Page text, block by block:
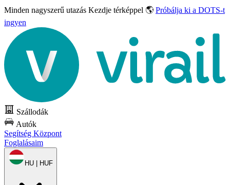
Minden nagyszerű utazás Kezdje térképpel 🌎 Próbálja ki a DOTS-t
ingyen
Szállodák
Autók
Segítség Központ
Foglalásaim
HU | HUF